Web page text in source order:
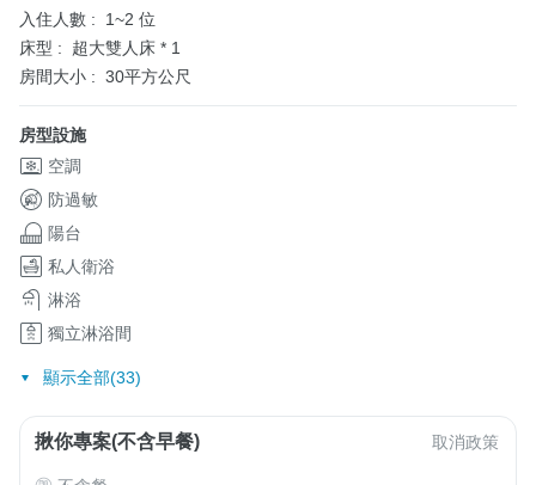
入住人數 :
1~2 位
床型 :
超大雙人床 * 1
房間大小 : 30平方公尺
房型設施
空調
防過敏
陽台
私人衛浴
淋浴
獨立淋浴間
顯示全部(33)
揪你專案(不含早餐) 取消政策